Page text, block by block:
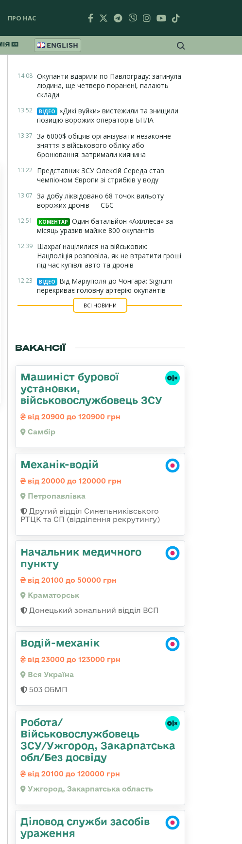
ПРО НАС
ENGLISH
14:08 Окупанти вдарили по Павлограду: загинула
людина, ще четверо поранені, палають
склади
13:52 ВІДЕО
«Дикі вуйки» вистежили та знищили
позицію ворожих операторів БПЛА
13:37 За 6000$ обіцяв організувати незаконне
зняття з військового обліку або
бронювання: затримали киянина
13:22 Представник ЗСУ Олексій Середа став
чемпіоном Європи зі стрибків у воду
13:07 За добу ліквідовано 68 точок вильоту
ворожих дронів — СБС
12:51 КОМЕНТАР
Один батальйон «Ахіллеса» за
місяць уразив майже 800 окупантів
12:39 Шахраї націлилися на військових:
Нацполіція розповіла, як не втратити гроші
під час купівлі авто та дронів
12:23 ВІДЕО
Від Маріуполя до Чонгара: Signum
перекриває головну артерію окупантів
ВСІ НОВИНИ
ВАКАНСІЇ
Машиніст бурової
установки,
військовослужбовець ЗСУ
від 20900 до 120900 грн
Самбір
Механік-водій
від 20000 до 120000 грн
Петропавлівка
Другий відділ Синельниківського
РТЦК та СП (відділення рекрутингу)
Начальник медичного
пункту
від 20100 до 50000 грн
Краматорськ
Донецький зональний відділ ВСП
Водій-механік
від 23000 до 123000 грн
Вся Україна
503 ОБМП
Робота/
Військовослужбовець
ЗСУ/Ужгород, Закарпатська
обл/Без досвіду
від 20100 до 120000 грн
Ужгород, Закарпатська область
Діловод служби засобів
ураження